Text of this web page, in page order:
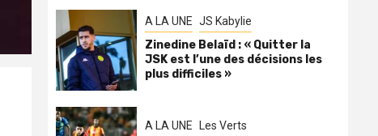
A LA UNE JS Kabylie
Zinedine Belaïd : « Quitter la
JSK est l’une des décisions les
plus difficiles »
A LA UNE Les Verts